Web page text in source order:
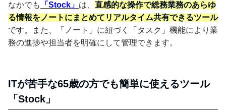
なかでも 「Stock」 は、 直感的な操作で総務業務のあらゆ
る情報をノートにまとめてリアルタイム共有できるツール
です。また、「ノート」に紐づく「タスク」機能により業
務の進捗や担当者を明確にして管理できます。
ITが苦手な65歳の方でも簡単に使えるツール
「Stock」